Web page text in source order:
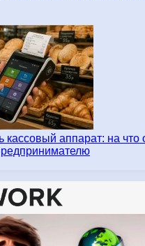
кассовый аппарат: на что